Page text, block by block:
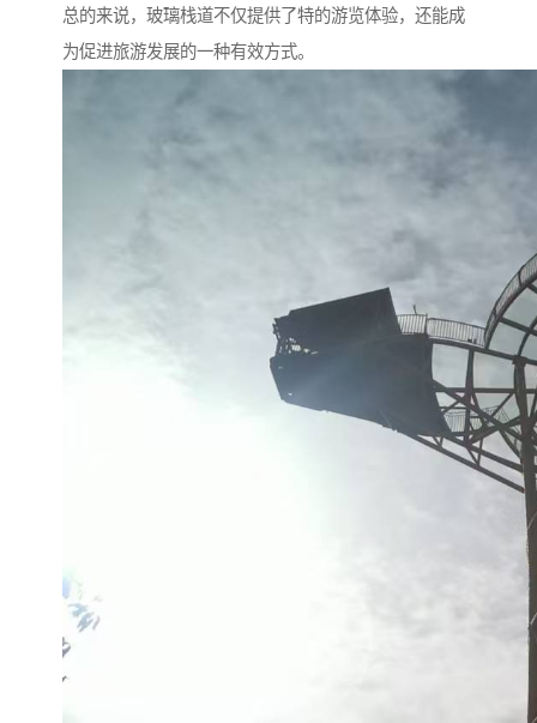
总的来说，玻璃栈道不仅提供了特的游览体验，还能成
为促进旅游发展的一种有效方式。